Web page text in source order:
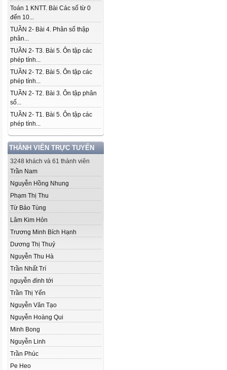
Toán 1 KNTT. Bài Các số từ 0
đến 10...
TUẦN 2- Bài 4. Phân số thập
phân...
TUẦN 2- T3. Bài 5. Ôn tập các
phép tính...
TUẦN 2- T2. Bài 5. Ôn tập các
phép tính...
TUẦN 2- T2. Bài 3. Ôn tập phân
số...
TUẦN 2- T1. Bài 5. Ôn tập các
phép tính...
THÀNH VIÊN TRỰC TUYẾN
3248 khách và 61 thành viên
Trần Nam
Nguyễn Hồng Nhung
Phạm Thị Thu
Từ Bảo Tùng
Lâm Kim Hỏn
Trương Minh Bích Hạnh
Dương Thị Thuỷ
Nguyễn Thu Hà
Trần Nhất Trí
nguyễn đình tới
Trần Thị Yến
Nguyễn Văn Tạo
Nguyễn Hoàng Qui
Minh Bong
Nguyễn Linh
Trần Phúc
Pe Heo